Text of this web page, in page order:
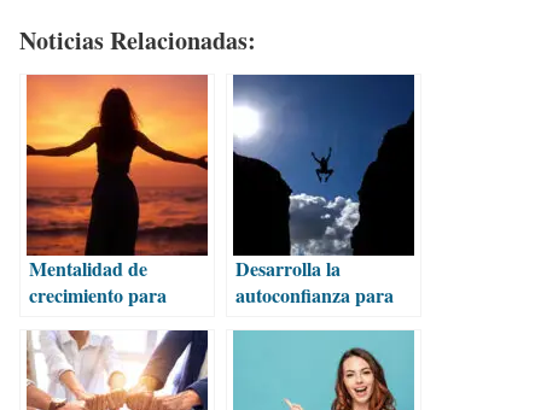
Noticias Relacionadas:
Mentalidad de
crecimiento para
éxito
Desarrolla la
autoconfianza para